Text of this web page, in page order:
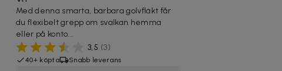
Med denna smarta, bärbara golvfläkt får
du flexibelt grepp om svalkan hemma
eller på konto...
3,5 (3)
40+ köpta Snabb leverans